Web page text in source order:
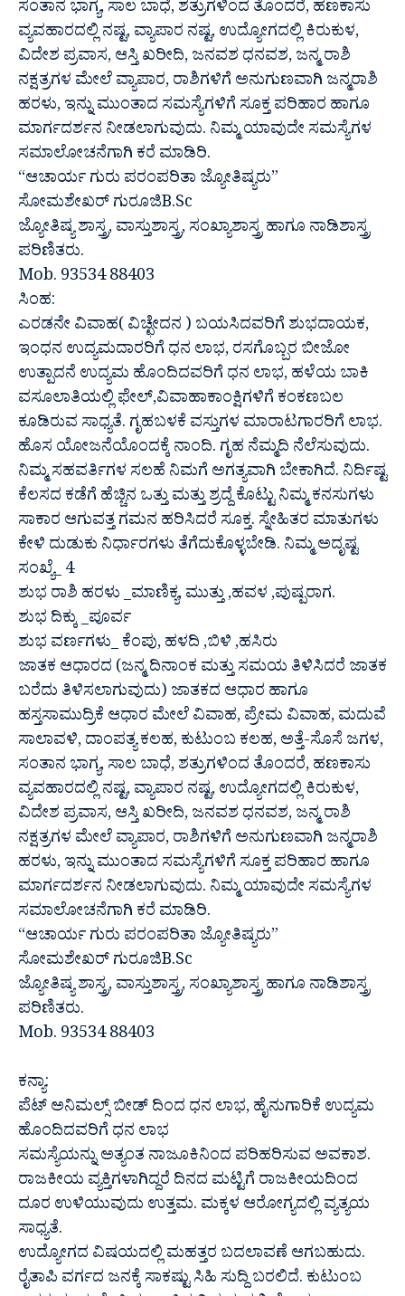
ಸಂತಾನ ಭಾಗ್ಯ, ಸಾಲ ಬಾಧೆ, ಶತ್ರುಗಳಿಂದ ತೊಂದರೆ, ಹಣಕಾಸು
ವ್ಯವಹಾರದಲ್ಲಿ ನಷ್ಟ, ವ್ಯಾಪಾರ ನಷ್ಟ, ಉದ್ಯೋಗದಲ್ಲಿ ಕಿರುಕುಳ,
ವಿದೇಶ ಪ್ರವಾಸ, ಆಸ್ತಿ ಖರೀದಿ, ಜನವಶ ಧನವಶ, ಜನ್ಮ ರಾಶಿ
ನಕ್ಷತ್ರಗಳ ಮೇಲೆ ವ್ಯಾಪಾರ, ರಾಶಿಗಳಿಗೆ ಅನುಗುಣವಾಗಿ ಜನ್ಮರಾಶಿ
ಹರಳು, ಇನ್ನು ಮುಂತಾದ ಸಮಸ್ಯೆಗಳಿಗೆ ಸೂಕ್ತ ಪರಿಹಾರ ಹಾಗೂ
ಮಾರ್ಗದರ್ಶನ ನೀಡಲಾಗುವುದು. ನಿಮ್ಮ ಯಾವುದೇ ಸಮಸ್ಯೆಗಳ
ಸಮಾಲೋಚನೆಗಾಗಿ ಕರೆ ಮಾಡಿರಿ.
“ಆಚಾರ್ಯ ಗುರು ಪರಂಪರಿತಾ ಜ್ಯೋತಿಷ್ಯರು”
ಸೋಮಶೇಖರ್ ಗುರೂಜಿB.Sc
ಜ್ಯೋತಿಷ್ಯ ಶಾಸ್ತ್ರ, ವಾಸ್ತುಶಾಸ್ತ್ರ, ಸಂಖ್ಯಾಶಾಸ್ತ್ರ ಹಾಗೂ ನಾಡಿಶಾಸ್ತ್ರ
ಪರಿಣಿತರು.
Mob. 93534 88403
ಸಿಂಹ:
ಎರಡನೇ ವಿವಾಹ( ವಿಚ್ಛೇದನ ) ಬಯಸಿದವರಿಗೆ ಶುಭದಾಯಕ,
ಇಂಧನ ಉದ್ಯಮದಾರರಿಗೆ ಧನ ಲಾಭ, ರಸಗೊಬ್ಬರ ಬೀಜೋ
ಉತ್ಪಾದನೆ ಉದ್ಯಮ ಹೊಂದಿದವರಿಗೆ ಧನ ಲಾಭ, ಹಳೆಯ ಬಾಕಿ
ವಸೂಲಾತಿಯಲ್ಲಿ ಫೇಲ್,ವಿವಾಹಾಕಾಂಕ್ಷಿಗಳಿಗೆ ಕಂಕಣಬಲ
ಕೂಡಿರುವ ಸಾಧ್ಯತೆ. ಗೃಹಬಳಕೆ ವಸ್ತುಗಳ ಮಾರಾಟಗಾರರಿಗೆ ಲಾಭ.
ಹೊಸ ಯೋಜನೆಯೊಂದಕ್ಕೆ ನಾಂದಿ. ಗೃಹ ನೆಮ್ಮದಿ ನೆಲೆಸುವುದು.
ನಿಮ್ಮ ಸಹವರ್ತಿಗಳ ಸಲಹೆ ನಿಮಗೆ ಅಗತ್ಯವಾಗಿ ಬೇಕಾಗಿದೆ. ನಿರ್ದಿಷ್ಟ
ಕೆಲಸದ ಕಡೆಗೆ ಹೆಚ್ಚಿನ ಒತ್ತು ಮತ್ತು ಶ್ರದ್ದೆ ಕೊಟ್ಟು ನಿಮ್ಮ ಕನಸುಗಳು
ಸಾಕಾರ ಆಗುವತ್ತ ಗಮನ ಹರಿಸಿದರೆ ಸೂಕ್ತ. ಸ್ನೇಹಿತರ ಮಾತುಗಳು
ಕೇಳಿ ದುಡುಕು ನಿರ್ಧಾರಗಳು ತೆಗೆದುಕೊಳ್ಳಬೇಡಿ. ನಿಮ್ಮ ಅದೃಷ್ಟ
ಸಂಖ್ಯೆ_ 4
ಶುಭ ರಾಶಿ ಹರಳು _ಮಾಣಿಕ್ಯ, ಮುತ್ತು ,ಹವಳ ,ಪುಷ್ಪರಾಗ.
ಶುಭ ದಿಕ್ಕು _ಪೂರ್ವ
ಶುಭ ವರ್ಣಗಳು_ ಕೆಂಪು, ಹಳದಿ ,ಬಿಳಿ ,ಹಸಿರು
ಜಾತಕ ಆಧಾರದ (ಜನ್ಮ ದಿನಾಂಕ ಮತ್ತು ಸಮಯ ತಿಳಿಸಿದರೆ ಜಾತಕ
ಬರೆದು ತಿಳಿಸಲಾಗುವುದು) ಜಾತಕದ ಆಧಾರ ಹಾಗೂ
ಹಸ್ತಸಾಮುದ್ರಿಕೆ ಆಧಾರ ಮೇಲೆ ವಿವಾಹ, ಪ್ರೇಮ ವಿವಾಹ, ಮದುವೆ
ಸಾಲಾವಳಿ, ದಾಂಪತ್ಯ ಕಲಹ, ಕುಟುಂಬ ಕಲಹ, ಅತ್ತೆ-ಸೊಸೆ ಜಗಳ,
ಸಂತಾನ ಭಾಗ್ಯ, ಸಾಲ ಬಾಧೆ, ಶತ್ರುಗಳಿಂದ ತೊಂದರೆ, ಹಣಕಾಸು
ವ್ಯವಹಾರದಲ್ಲಿ ನಷ್ಟ, ವ್ಯಾಪಾರ ನಷ್ಟ, ಉದ್ಯೋಗದಲ್ಲಿ ಕಿರುಕುಳ,
ವಿದೇಶ ಪ್ರವಾಸ, ಆಸ್ತಿ ಖರೀದಿ, ಜನವಶ ಧನವಶ, ಜನ್ಮ ರಾಶಿ
ನಕ್ಷತ್ರಗಳ ಮೇಲೆ ವ್ಯಾಪಾರ, ರಾಶಿಗಳಿಗೆ ಅನುಗುಣವಾಗಿ ಜನ್ಮರಾಶಿ
ಹರಳು, ಇನ್ನು ಮುಂತಾದ ಸಮಸ್ಯೆಗಳಿಗೆ ಸೂಕ್ತ ಪರಿಹಾರ ಹಾಗೂ
ಮಾರ್ಗದರ್ಶನ ನೀಡಲಾಗುವುದು. ನಿಮ್ಮ ಯಾವುದೇ ಸಮಸ್ಯೆಗಳ
ಸಮಾಲೋಚನೆಗಾಗಿ ಕರೆ ಮಾಡಿರಿ.
“ಆಚಾರ್ಯ ಗುರು ಪರಂಪರಿತಾ ಜ್ಯೋತಿಷ್ಯರು”
ಸೋಮಶೇಖರ್ ಗುರೂಜಿB.Sc
ಜ್ಯೋತಿಷ್ಯ ಶಾಸ್ತ್ರ, ವಾಸ್ತುಶಾಸ್ತ್ರ, ಸಂಖ್ಯಾಶಾಸ್ತ್ರ ಹಾಗೂ ನಾಡಿಶಾಸ್ತ್ರ
ಪರಿಣಿತರು.
Mob. 93534 88403
ಕನ್ಯಾ:
ಪೆಟ್ ಅನಿಮಲ್ಸ್ ಬೀಡ್ ದಿಂದ ಧನ ಲಾಭ, ಹೈನುಗಾರಿಕೆ ಉದ್ಯಮ
ಹೊಂದಿದವರಿಗೆ ಧನ ಲಾಭ
ಸಮಸ್ಯೆಯನ್ನು ಅತ್ಯಂತ ನಾಜೂಕಿನಿಂದ ಪರಿಹರಿಸುವ ಅವಕಾಶ.
ರಾಜಕೀಯ ವ್ಯಕ್ತಿಗಳಾಗಿದ್ದರೆ ದಿನದ ಮಟ್ಟಿಗೆ ರಾಜಕೀಯದಿಂದ
ದೂರ ಉಳಿಯುವುದು ಉತ್ತಮ. ಮಕ್ಕಳ ಆರೋಗ್ಯದಲ್ಲಿ ವ್ಯತ್ಯಯ
ಸಾಧ್ಯತೆ.
ಉದ್ಯೋಗದ ವಿಷಯದಲ್ಲಿ ಮಹತ್ತರ ಬದಲಾವಣೆ ಆಗಬಹುದು.
ರೈತಾಪಿ ವರ್ಗದ ಜನಕ್ಕೆ ಸಾಕಷ್ಟು ಸಿಹಿ ಸುದ್ದಿ ಬರಲಿದೆ. ಕುಟುಂಬ